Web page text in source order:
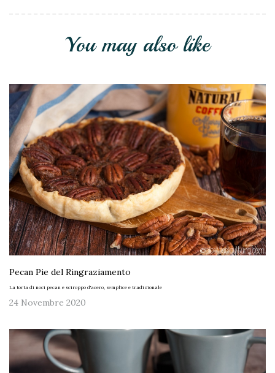
You may also like
Pecan Pie del Ringraziamento
La torta di noci pecan e sciroppo d'acero, semplice e tradizionale
24 Novembre 2020